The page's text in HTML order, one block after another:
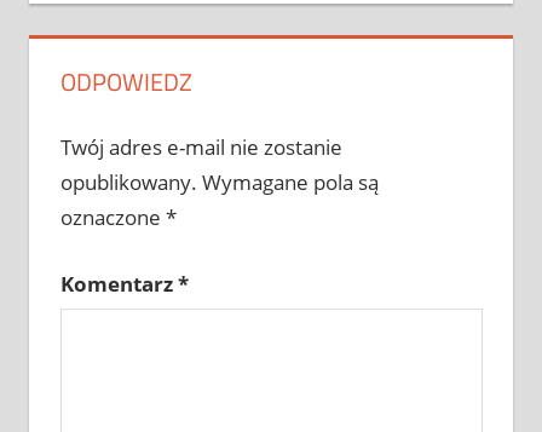
ODPOWIEDZ
Twój adres e-mail nie zostanie
opublikowany. Wymagane pola są
oznaczone *
Komentarz*